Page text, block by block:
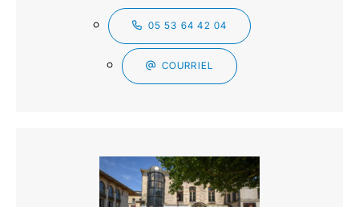
05 53 64 42 04
COURRIEL